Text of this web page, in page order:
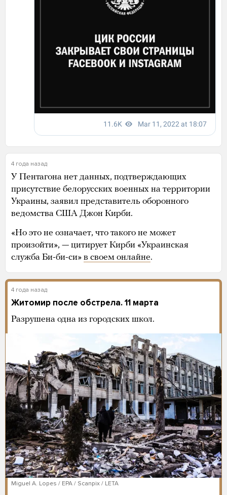
4 года назад
У Пентагона нет данных, подтверждающих
присутствие белорусских военных на территории
Украины, заявил представитель оборонного
ведомства США Джон Кирби.
«Но это не означает, что такого не может
произойти», — цитирует Кирби «Украинская
служба Би-би-си» в своем онлайне.
4 года назад
Житомир после обстрела. 11 марта
Разрушена одна из городских школ.
Miguel A. Lopes / EPA / Scanpix / LETA